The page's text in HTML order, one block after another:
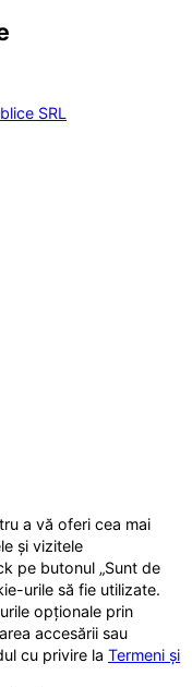
SRL
a vă oferi cea mai
și vizitele
pe butonul „Sunt de
urile să fie utilizate.
opționale prin
accesării sau
cu privire la Termeni și